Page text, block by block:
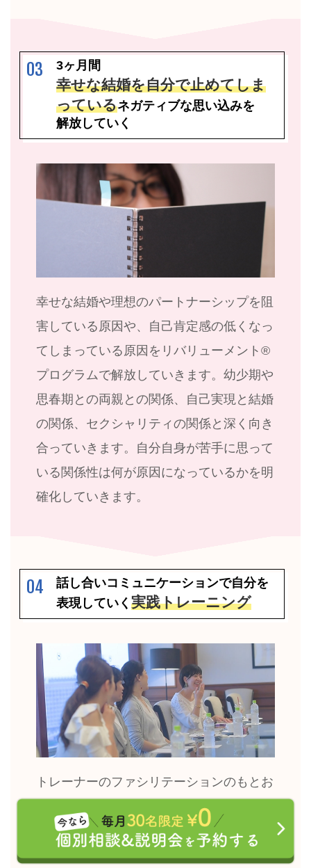
03 3ヶ月間
幸せな結婚を自分で止めてしま
っているネガティブな思い込みを
解放していく
幸せな結婚や理想のパートナーシップを阻
害している原因や、自己肯定感の低くなっ
てしまっている原因をリバリューメント®︎
プログラムで解放していきます。幼少期や
思春期との両親との関係、自己実現と結婚
の関係、セクシャリティの関係と深く向き
合っていきます。自分自身が苦手に思って
いる関係性は何が原因になっているかを明
確化していきます。
04
話し合いコミュニケーションで自分を
表現していく 実践トレーニング
トレーナーのファシリテーションのもとお
客様同士で実践的なコミュニケーションの
練習、話し合いの練習などを行います。自